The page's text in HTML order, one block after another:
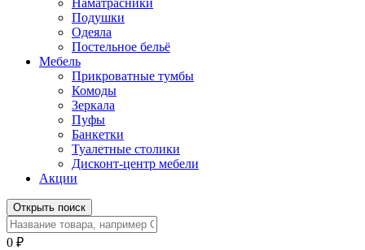
Наматрасники
Подушки
Одеяла
Постельное бельё
Мебель
Прикроватные тумбы
Комоды
Зеркала
Пуфы
Банкетки
Туалетные столики
Дисконт-центр мебели
Акции
Открыть поиск
0 ₽